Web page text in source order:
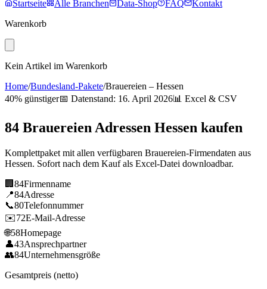
Startseite Alle Branchen Data-Shop FAQ
Kontakt
Warenkorb
Kein Artikel im Warenkorb
Home/Bundesland-Pakete/Brauereien – Hessen
40% günstiger📅 Datenstand: 16. April 2026📊 Excel & CSV
84 Brauereien Adressen Hessen kaufen
Komplettpaket mit allen verfügbaren Brauereien-Firmendaten aus
Hessen. Sofort nach dem Kauf als Excel-Datei downloadbar.
🏢 84Firmenname
📍84Adresse
📞80Telefonnummer
✉️72E-Mail-Adresse
🌐58Homepage
👤43Ansprechpartner
👥84Unternehmensgröße
Gesamtpreis (netto)